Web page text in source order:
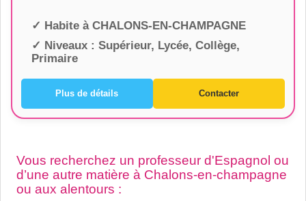
✓ Habite à CHALONS-EN-CHAMPAGNE
✓ Niveaux : Supérieur, Lycée, Collège,
Primaire
Plus de détails Contacter
Vous recherchez un professeur d'Espagnol ou
d’une autre matière à Chalons-en-champagne
ou aux alentours :